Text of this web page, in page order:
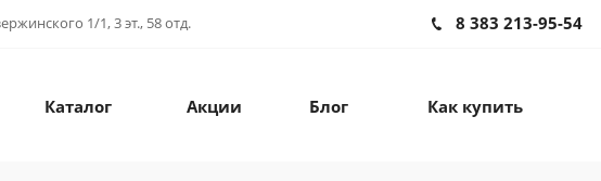
1/1, 3 эт., 58 отд. 8 383 213-95-54
Каталог Акции Блог Как купить